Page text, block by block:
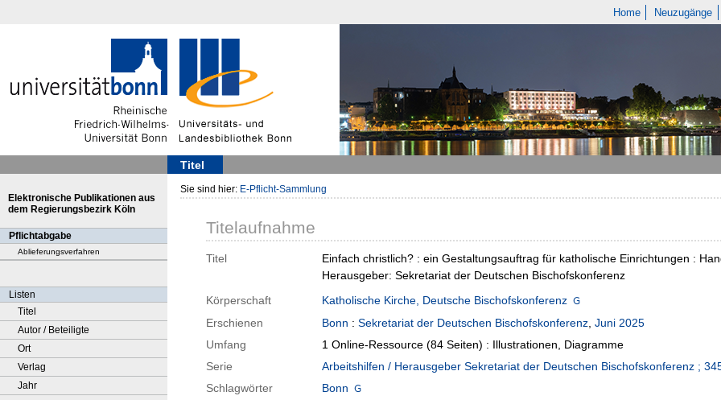
Home Neuzugänge
Titel
Elektronische Publikationen aus
dem Regierungsbezirk Köln
Pflichtabgabe
Ablieferungsverfahren
Listen
Titel
Autor / Beteiligte
Ort
Verlag
Jahr
Sie sind hier: E-Pflicht-Sammlung
Titelaufnahme
Titel
Einfach christlich? : ein Gestaltungsauftrag für katholische Einrichtungen :
Herausgeber: Sekretariat der Deutschen Bischofskonferenz
Körperschaft
Katholische Kirche, Deutsche Bischofskonferenz
Erschienen
Bonn : Sekretariat der Deutschen Bischofskonferenz, Juni 2025
Umfang
1 Online-Ressource (84 Seiten) : Illustrationen, Diagramme
Serie
Arbeitshilfen / Herausgeber Sekretariat der Deutschen Bischofskonferenz ;
Schlagwörter
Bonn